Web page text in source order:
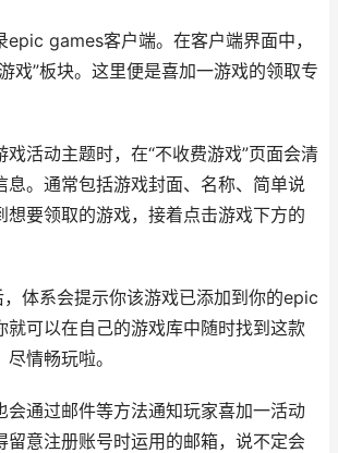
epic games客户端。在客户端界面中，
戏”板块。这里便是喜加一游戏的领取专
戏活动主题时，在“不收费游戏”页面会清
息。通常包括游戏封面、名称、简单说
想要领取的游戏，接着点击游戏下方的
，体系会提示你该游戏已添加到你的epic
就可以在自己的游戏库中随时找到这款
情畅玩啦。
会通过邮件等方法通知玩家喜加一活动
留意注册账号时运用的邮箱，说不定会